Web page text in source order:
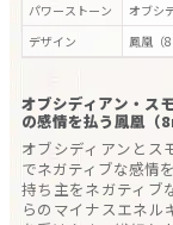
オブシディアン・ス
の感情を払う鳳凰（
オブシディアンとス
でネガティブな感情
持ち主をネガティブ
らのマイナスエネル
パワーストーン
オブシ
デザイン
鳳凰（